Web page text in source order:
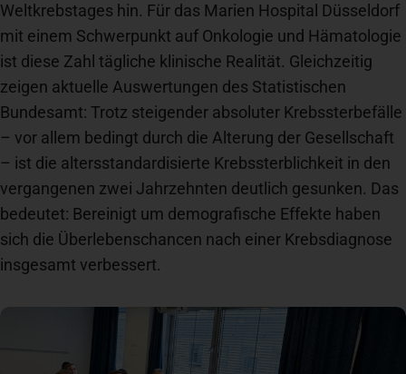
Karriere
Newsroom
News
Veranstaltungen
Anfahrt + Parken
Weltkrebstages hin. Für das Marien Hospital Düsseldorf
mit einem Schwerpunkt auf Onkologie und Hämatologie
ist diese Zahl tägliche klinische Realität. Gleichzeitig
zeigen aktuelle Auswertungen des Statistischen
Bundesamt: Trotz steigender absoluter Krebssterbefälle
– vor allem bedingt durch die Alterung der Gesellschaft
– ist die altersstandardisierte Krebssterblichkeit in den
vergangenen zwei Jahrzehnten deutlich gesunken. Das
bedeutet: Bereinigt um demografische Effekte haben
sich die Überlebenschancen nach einer Krebsdiagnose
insgesamt verbessert.